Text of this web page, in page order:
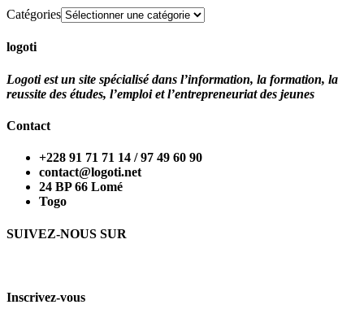
Catégories
logoti
Logoti est un site spécialisé dans l’information, la formation, la
reussite des études, l’emploi et l’entrepreneuriat des jeunes
Contact
+228 91 71 71 14 / 97 49 60 90
contact@logoti.net
24 BP 66 Lomé
Togo
SUIVEZ-NOUS SUR
Inscrivez-vous